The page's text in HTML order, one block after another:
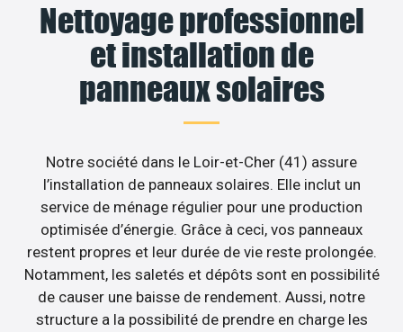
Nettoyage professionnel
et installation de
panneaux solaires
Notre société dans le Loir-et-Cher (41) assure
l’installation de panneaux solaires. Elle inclut un
service de ménage régulier pour une production
optimisée d’énergie. Grâce à ceci, vos panneaux
restent propres et leur durée de vie reste prolongée.
Notamment, les saletés et dépôts sont en possibilité
de causer une baisse de rendement. Aussi, notre
structure a la possibilité de prendre en charge les